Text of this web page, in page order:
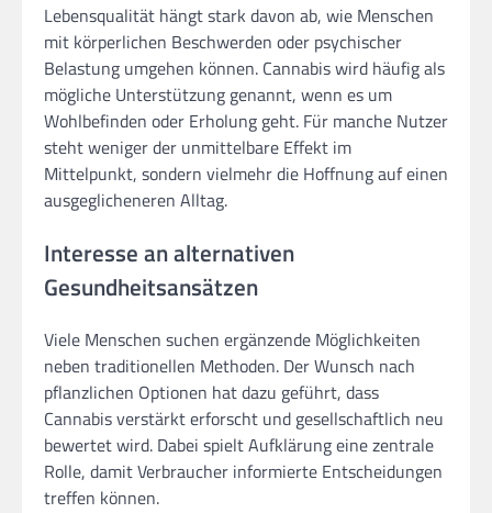
Lebensqualität hängt stark davon ab, wie Menschen
mit körperlichen Beschwerden oder psychischer
Belastung umgehen können. Cannabis wird häufig als
mögliche Unterstützung genannt, wenn es um
Wohlbefinden oder Erholung geht. Für manche Nutzer
steht weniger der unmittelbare Effekt im
Mittelpunkt, sondern vielmehr die Hoffnung auf einen
ausgeglicheneren Alltag.
Interesse an alternativen
Gesundheitsansätzen
Viele Menschen suchen ergänzende Möglichkeiten
neben traditionellen Methoden. Der Wunsch nach
pflanzlichen Optionen hat dazu geführt, dass
Cannabis verstärkt erforscht und gesellschaftlich neu
bewertet wird. Dabei spielt Aufklärung eine zentrale
Rolle, damit Verbraucher informierte Entscheidungen
treffen können.